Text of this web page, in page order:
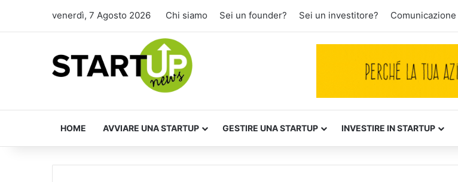
venerdì, 7 Agosto 2026 Chi siamo Sei un founder? Sei un investitore? Comunicazione
HOME AVVIARE UNA STARTUP GESTIRE UNA STARTUP INVESTIRE IN STARTUP